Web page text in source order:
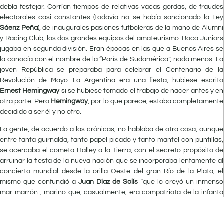
debía festejar. Corrían tiempos de relativas vacas gordas, de fraudes
electorales casi constantes (todavía no se había sancionado la Ley
Sáenz Peña), de inaugurales pasiones futboleras de la mano de Alumni
y Racing Club, los dos grandes equipos del amateurismo. Boca Juniors
jugaba en segunda división. Eran épocas en las que a Buenos Aires se
la conocía con el nombre de la “París de Sudamérica”, nada menos. La
joven República se preparaba para celebrar el Centenario de la
Revolución de Mayo. La Argentina era una fiesta, hubiese escrito
Ernest Hemingwaysi se hubiese tomado el trabajo de nacer antes y en
otra parte. Pero Hemingway, por lo que parece, estaba completamente
decidido a ser él y no otro.
La gente, de acuerdo a las crónicas, no hablaba de otra cosa, aunque
entre tanta guirnalda, tanto papel picado y tanto mantel con puntillas,
se acercaba el cometa Halley a la Tierra, con el secreto propósito de
arruinar la fiesta de la nueva nación que se incorporaba lentamente al
concierto mundial desde la orilla Oeste del gran Río de la Plata, el
mismo que confundió a Juan Díaz de Solís “que lo creyó un inmenso
mar marrón-, marino que, casualmente, era compatriota de la infanta